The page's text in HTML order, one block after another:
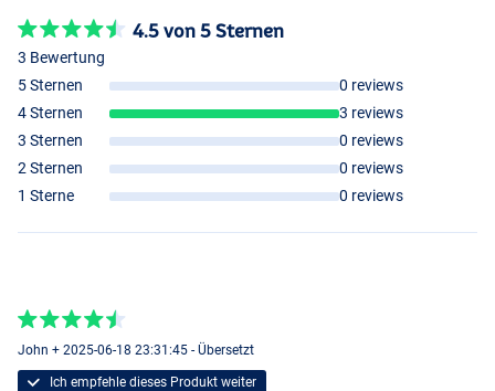
4.5 von 5 Sternen
3 Bewertung
5 Sternen
0 reviews
4 Sternen
3 reviews
3 Sternen
0 reviews
2 Sternen
0 reviews
1 Sterne
0 reviews
John + 2025-06-18 23:31:45 - Übersetzt
Ich empfehle dieses Produkt weiter